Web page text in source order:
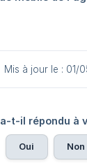
Mis à jour le : 01/
t-il répondu à
Oui Non